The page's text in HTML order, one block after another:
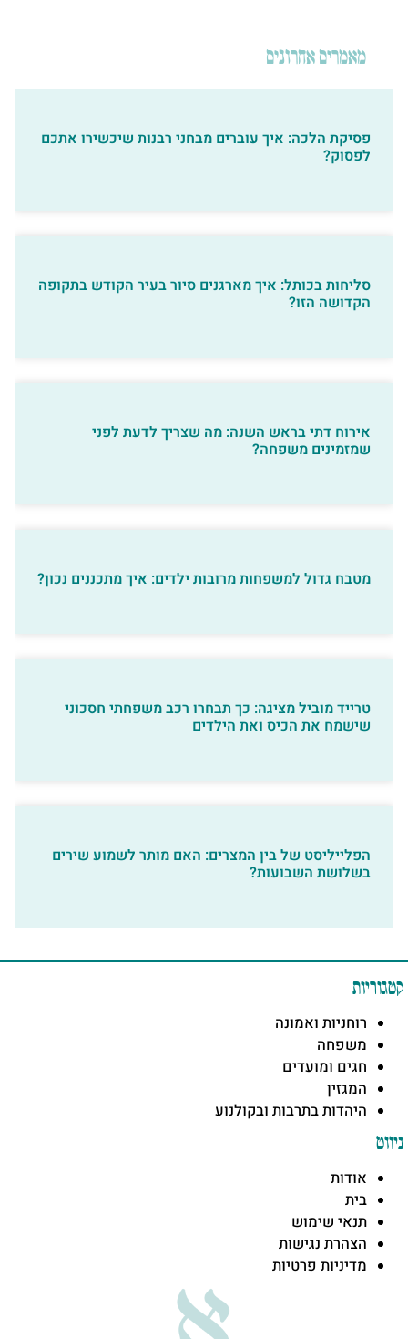
מאמרים אחרונים
פסיקת הלכה: איך עוברים מבחני רבנות שיכשירו אתכם
לפסוק?
סליחות בכותל: איך מארגנים סיור בעיר הקודש בתקופה
הקדושה הזו?
אירוח דתי בראש השנה: מה שצריך לדעת לפני
שמזמינים משפחה?
מטבח גדול למשפחות מרובות ילדים: איך מתכננים נכון?
טרייד מוביל מציגה: כך תבחרו רכב משפחתי חסכוני
שישמח את הכיס ואת הילדים
הפלייליסט של בין המצרים: האם מותר לשמוע שירים
בשלושת השבועות?
קטגוריות
רוחניות ואמונה
משפחה
חגים ומועדים
המגזין
היהדות בתרבות ובקולנוע
ניווט
אודות
בית
תנאי שימוש
הצהרת נגישות
מדיניות פרטיות